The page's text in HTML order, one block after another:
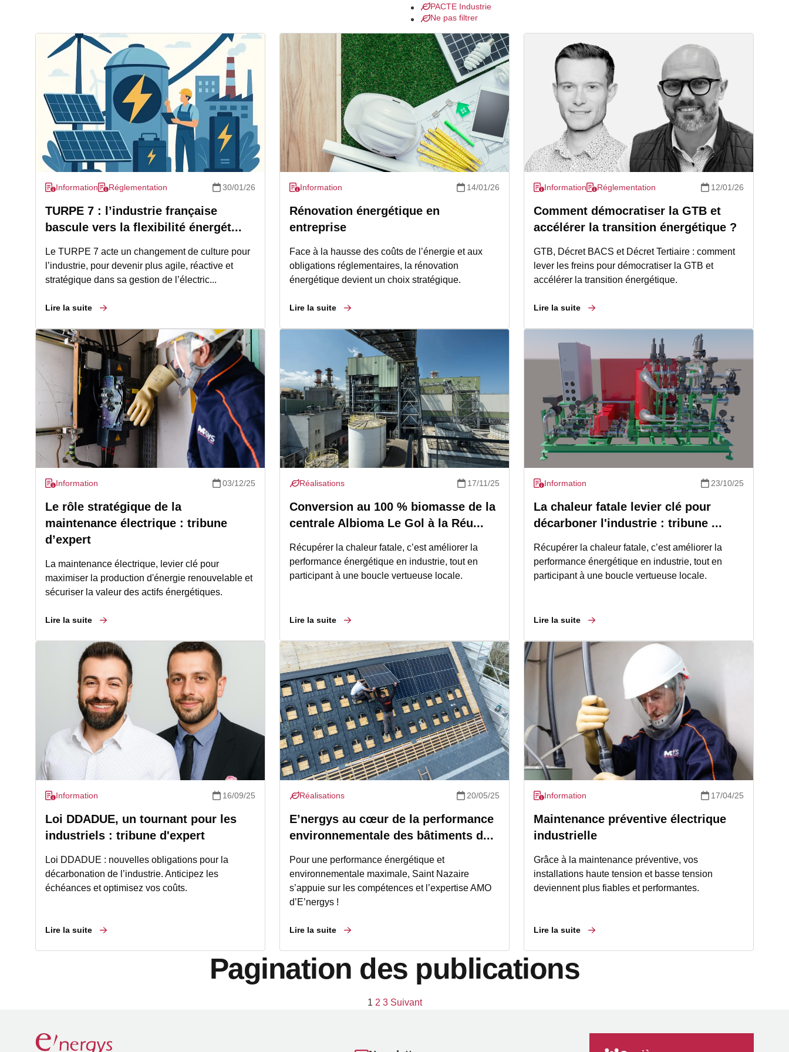
PACTE Industrie
Ne pas filtrer
Information Réglementation 30/01/26
TURPE 7 : l’industrie française
bascule vers la flexibilité énergét...
Le TURPE 7 acte un changement de culture pour
l’industrie, pour devenir plus agile, réactive et
stratégique dans sa gestion de l’électric...
Lire la suite
Information 14/01/26
Rénovation énergétique en
entreprise
Face à la hausse des coûts de l’énergie et aux
obligations réglementaires, la rénovation
énergétique devient un choix stratégique.
Lire la suite
Information Réglementation 12/01/26
Comment démocratiser la GTB et
accélérer la transition énergétique ?
GTB, Décret BACS et Décret Tertiaire : comment
lever les freins pour démocratiser la GTB et
accélérer la transition énergétique.
Lire la suite
Information 03/12/25
Le rôle stratégique de la
maintenance électrique : tribune
d’expert
La maintenance électrique, levier clé pour
maximiser la production d'énergie renouvelable et
sécuriser la valeur des actifs énergétiques.
Lire la suite
Réalisations 17/11/25
Conversion au 100 % biomasse de la
centrale Albioma Le Gol à la Réu...
Récupérer la chaleur fatale, c’est améliorer la
performance énergétique en industrie, tout en
participant à une boucle vertueuse locale.
Lire la suite
Information 23/10/25
La chaleur fatale levier clé pour
décarboner l'industrie : tribune ...
Récupérer la chaleur fatale, c’est améliorer la
performance énergétique en industrie, tout en
participant à une boucle vertueuse locale.
Lire la suite
Information 16/09/25
Loi DDADUE, un tournant pour les
industriels : tribune d'expert
Loi DDADUE : nouvelles obligations pour la
décarbonation de l’industrie. Anticipez les
échéances et optimisez vos coûts.
Lire la suite
Réalisations 20/05/25
E’nergys au cœur de la performance
environnementale des bâtiments d...
Pour une performance énergétique et
environnementale maximale, Saint Nazaire
s’appuie sur les compétences et l’expertise AMO
d’E’nergys !
Lire la suite
Information 17/04/25
Maintenance préventive électrique
industrielle
Grâce à la maintenance préventive, vos
installations haute tension et basse tension
deviennent plus fiables et performantes.
Lire la suite
Pagination des publications
1 2 3 Suivant